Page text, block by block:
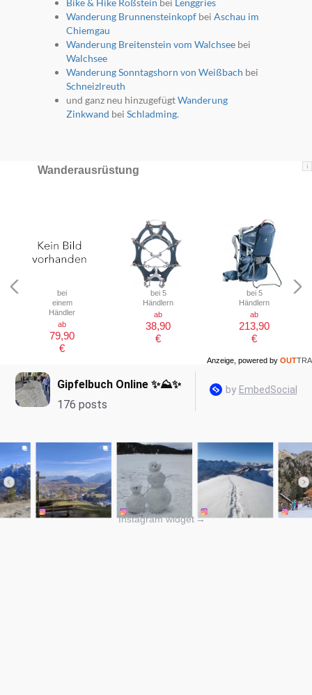
Wanderung Brunnensteinkopfbei Aschau im
Chiemgau
Wanderung Breitenstein vom Walchseebei
Walchsee
Wanderung Sonntagshorn von Weißbach bei
Schneizlreuth
und ganz neu hinzugefügtWanderung
Zinkwand bei Schladming.
i
Wanderausrüstung
bei
einem
Händler
ab
79,90
€
bei 5
Händlern
ab
38,90
€
bei 5
Händlern
ab
213,90
€
Anzeige, powered by OUTTRA
Instagram widget →